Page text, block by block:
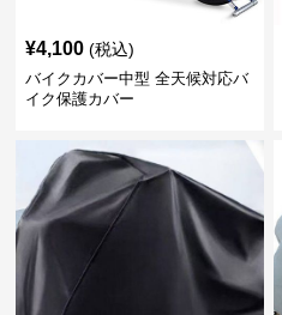
¥4,100 (税込)
バイクカバー中型 全天候対応バ
イク保護カバー